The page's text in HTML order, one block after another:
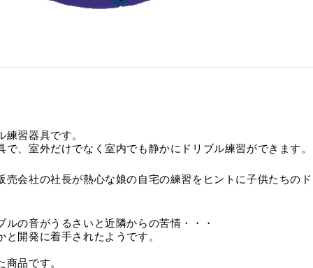
習器具です。
で、室外だけでなく室内でも静かにドリブル練習ができます。
売会社の社長が熱心な娘の自宅の練習をヒントに子供たちの
の音がうるさいと近隣からの苦情・・・
開発に着手されたようです。
品です。